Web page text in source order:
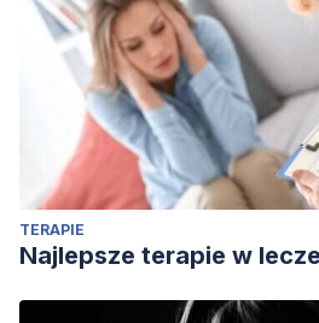
Curry, O. S., Mullins, D. A., &
good to cooperate? Testing the
cooperation in 60 societies.
47–69.
https://
De Cremer, D., & Mulder, L. B.
respect: On understanding the
morality.
Gruppe Interaktion
Angewandte
TERAPIE
Najlepsze terapie w